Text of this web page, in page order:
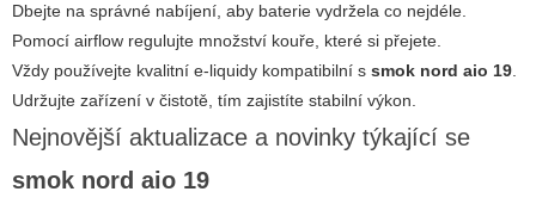
Dbejte na správné nabíjení, aby baterie vydržela co nejdéle.
Pomocí airflow regulujte množství kouře, které si přejete.
Vždy používejte kvalitní e-liquidy kompatibilní s smok nord aio 19.
Udržujte zařízení v čistotě, tím zajistíte stabilní výkon.
Nejnovější aktualizace a novinky týkající se
smok nord aio 19